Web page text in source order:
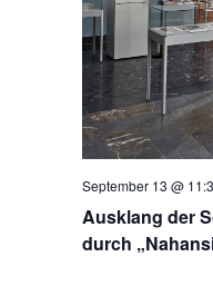
Ausklang der
durch
September 13 @